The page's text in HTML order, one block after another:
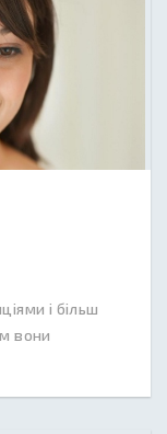
і більш
вони